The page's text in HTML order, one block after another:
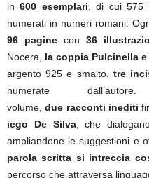
in600 esemplari , di cui 575
numerati in numeri romani.
96 pagine con 36
Nocera, la coppia Pulcinella
argento 925 e smalto, tre
numerate
volume,due racconti inediti
iego De Silva, che
ampliandone le suggestioni e
parola scritta si intreccia
percorso che attraversa